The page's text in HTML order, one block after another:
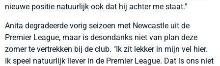
nieuwe positie natuurlijk ook dat hij achter me staat."
Anita degradeerde vorig seizoen met Newcastle uit de
Premier League, maar is desondanks niet van plan deze
zomer te vertrekken bij de club. "Ik zit lekker in mijn vel hier.
Ik speel natuurlijk liever in de Premier League. Dat is ons niet